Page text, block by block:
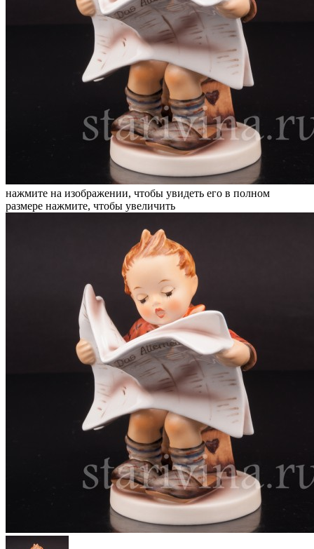
нажмите на изображении, чтобы увидеть его в полном
размере нажмите, чтобы увеличить